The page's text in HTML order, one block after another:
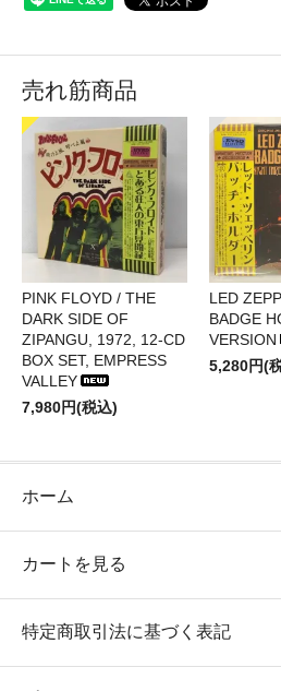
売れ筋商品
PINK FLOYD / THE
DARK SIDE OF
ZIPANGU, 1972, 12-CD
BOX SET, EMPRESS
VALLEY
7,980円(税込)
LED
BADGE
VERSION
5,280円(
ホーム
カートを見る
特定商取引法に基づく表記